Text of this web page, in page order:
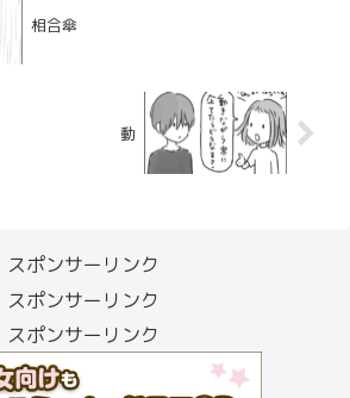
相合傘
動
スポンサーリンク
スポンサーリンク
スポンサーリンク